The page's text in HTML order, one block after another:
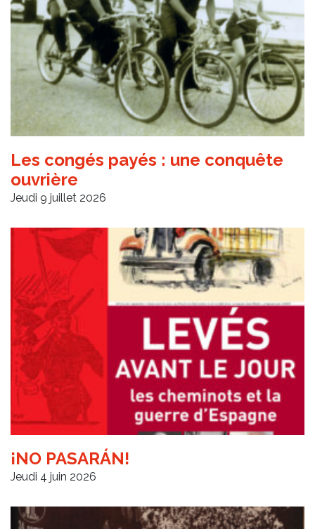
Les congés payés : une conquête
ouvrière
Jeudi 9 juillet 2026
¡NO PASARÁN!
Jeudi 4 juin 2026